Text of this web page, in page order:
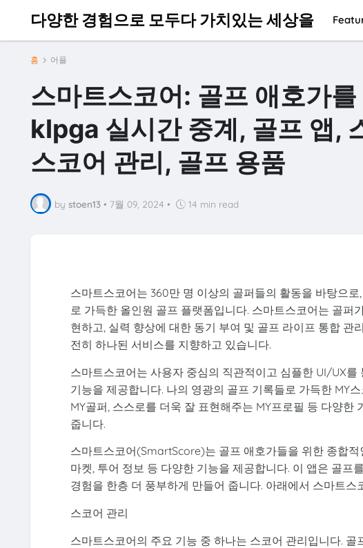
다양한 경험으로 모두다 가치있는 세상을
홈 어플
스마트스코어: 골프 애호가
klpga 실시간 중계, 골프 앱,
스코어 관리, 골프 용품
by stoen13 • 7월 09, 2024 • 14 min read
스마트스코어는 360만 명 이상의 골퍼들의 활동을 바탕으
로 가득한 올인원 골프 플랫폼입니다. 스마트스코어는 골
현하고, 실력 향상에 대한 동기 부여 및 골프 라이프 통합
전히 하나된 서비스를 지향하고 있습니다.
스마트스코어는 사용자 중심의 직관적이고 심플한 UI/UX
기능을 제공합니다. 나의 영광의 골프 기록들로 가득한 MY
MY골퍼, 스스로를 더욱 잘 표현해주는 MY프로필 등 다양
줍니다.
스마트스코어(SmartScore)는 골프 애호가들을 위한 종합
마켓, 투어 정보 등 다양한 기능을 제공합니다. 이 앱은 골
경험을 한층 더 풍부하게 만들어 줍니다. 아래에서 스마트
스코어 관리
스마트스코어의 주요 기능 중 하나는 스코어 관리입니다.